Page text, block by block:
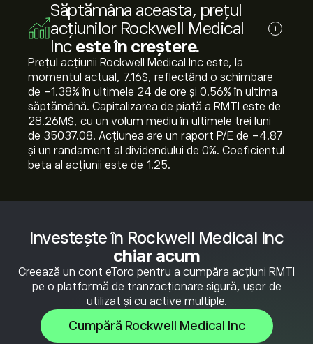
Investește în Rockwell Medical Inc
chiar acum
Creează un cont eToro pentru a cumpăra acțiuni RMTI
pe o platformă de tranzacționare sigură, ușor de
utilizat și cu active multiple.
Cumpără Rockwell Medical Inc
Săptămâna aceasta, prețul
acțiunilor Rockwell Medical
Inc este în creștere.
i
Prețul acțiunii Rockwell Medical Inc este, la
momentul actual, 7.16‎$‎, reflectând o schimbare
de ‎-1.38‎% în ultimele 24 de ore și ‎0.56‎% în ultima
săptămână. Capitalizarea de piață a RMTI este de
28.26M‎$‎, cu un volum mediu în ultimele trei luni
de 35037.08. Acțiunea are un raport P/E de -4.87
și un randament al dividendului de 0%. Coeficientul
beta al acțiunii este de 1.25.